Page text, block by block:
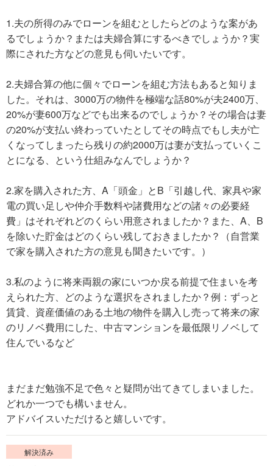
1.夫の所得のみでローンを組むとしたらどのような案があ
るでしょうか？または夫婦合算にするべきでしょうか？実
際にされた方などの意見も伺いたいです。
2.夫婦合算の他に個々でローンを組む方法もあると知りま
した。それは、3000万の物件を極端な話80%が夫2400万、
20%が妻600万などでも出来るのでしょうか？その場合は妻
の20%が支払い終わっていたとしてその時点でもし夫が亡
くなってしまったら残りの約2000万は妻が支払っていくこ
とになる、という仕組みなんでしょうか？
2.家を購入された方、A「頭金」とB「引越し代、家具や家
電の買い足しや仲介手数料や諸費用などの諸々の必要経
費」はそれぞれどのくらい用意されましたか？また、A、B
を除いた貯金はどのくらい残しておきましたか？（自営業
で家を購入された方の意見も聞きたいです。）
3.私のように将来両親の家にいつか戻る前提で住まいを考
えられた方、どのような選択をされましたか？例：ずっと
賃貸、資産価値のある土地の物件を購入し売って将来の家
のリノベ費用にした、中古マンションを最低限リノベして
住んでいるなど
まだまだ勉強不足で色々と疑問が出てきてしまいました。
どれか一つでも構いません。
アドバイスいただけると嬉しいです。
解決済み